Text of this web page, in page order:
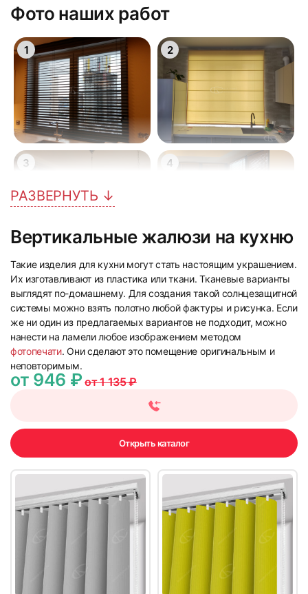
Фото наших работ
1 2
3 4
5 6
7
9 10
РАЗВЕРНУТЬ ↓
Вертикальные жалюзи на кухню
Такие изделия для кухни могут стать настоящим украшением.
Их изготавливают из пластика или ткани. Тканевые варианты
выглядят по-домашнему. Для создания такой солнцезащитной
системы можно взять полотно любой фактуры и рисунка. Если
же ни один из предлагаемых вариантов не подходит, можно
нанести на ламели любое изображением методом
фотопечати. Они сделают это помещение оригинальным и
неповторимым.
от 946 ₽от 1 135 ₽
Открыть каталог